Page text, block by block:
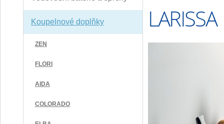
Koupelnové doplňky
ZEN
FLORI
AIDA
COLORADO
LARISSA